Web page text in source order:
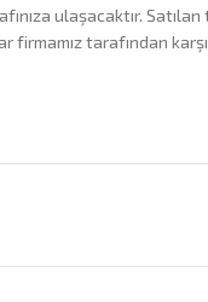
ulaşacaktır.
firmamız tarafından